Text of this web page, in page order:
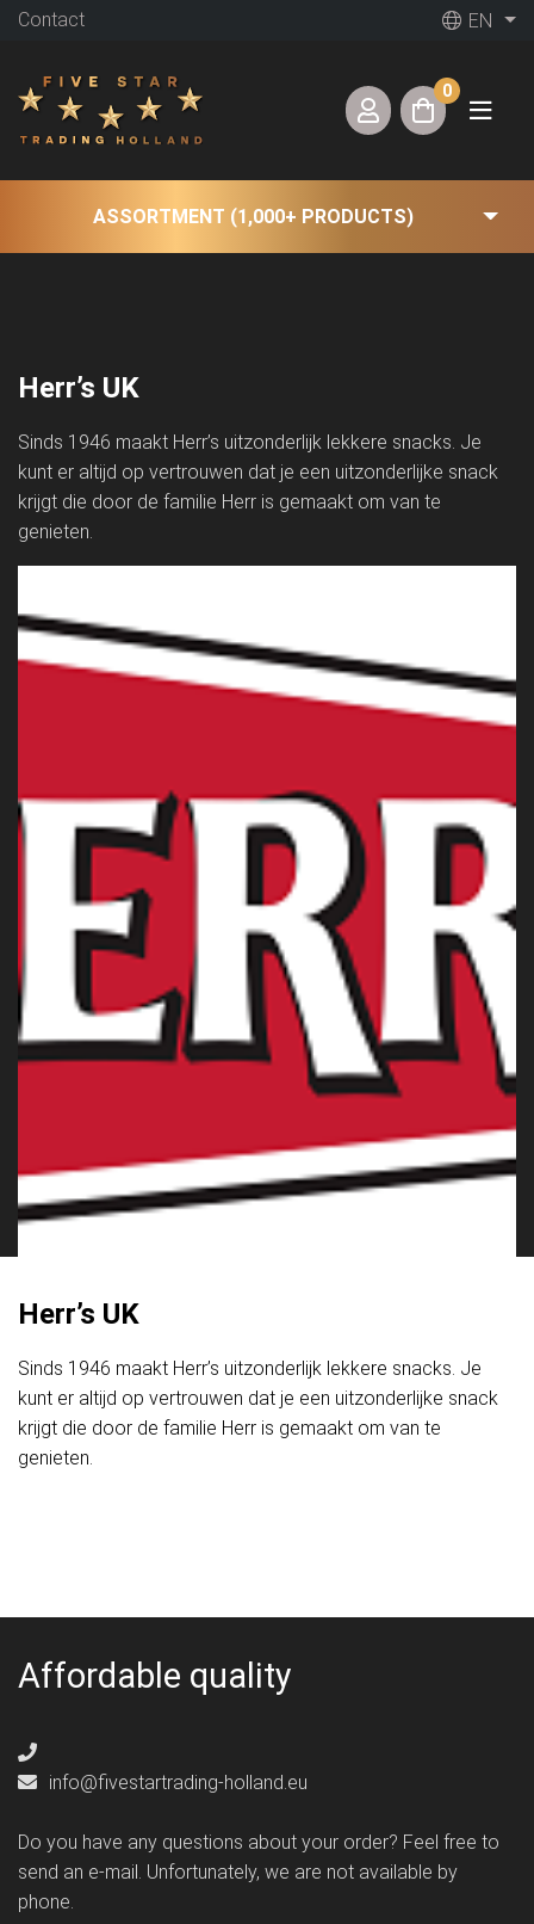
Contact EN
0
ASSORTMENT (1,000+ PRODUCTS)
Herr’s UK
Sinds 1946 maakt Herr’s uitzonderlijk lekkere snacks. Je
kunt er altijd op vertrouwen dat je een uitzonderlijke snack
krijgt die door de familie Herr is gemaakt om van te
genieten.
Herr’s UK
Sinds 1946 maakt Herr’s uitzonderlijk lekkere snacks. Je
kunt er altijd op vertrouwen dat je een uitzonderlijke snack
krijgt die door de familie Herr is gemaakt om van te
genieten.
Affordable quality
info@fivestartrading-holland.eu
Do you have any questions about your order? Feel free to
send an e-mail. Unfortunately, we are not available by
phone.